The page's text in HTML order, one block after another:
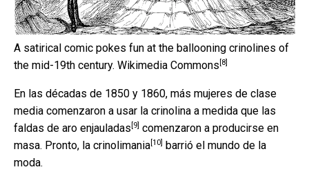
A satirical comic pokes fun at the ballooning crinolines of
the mid-19th century. Wikimedia Commons [8]
En las décadas de 1850 y 1860, más mujeres de clase
media comenzaron a usar la crinolina a medida que las
faldas de aro enjauladas [9] comenzaron a producirse en
masa. Pronto, la crinolimania [10] barrió el mundo de la
moda.